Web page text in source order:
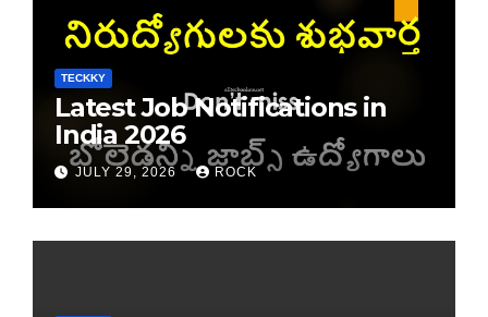
TECKKY
Latest Job Notifications in
India 2026
JULY 29, 2026 ROCK